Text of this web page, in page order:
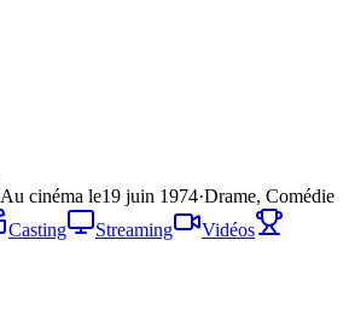
Au cinéma le19 juin 1974·Drame, Comédie
Casting Streaming
Vidéos